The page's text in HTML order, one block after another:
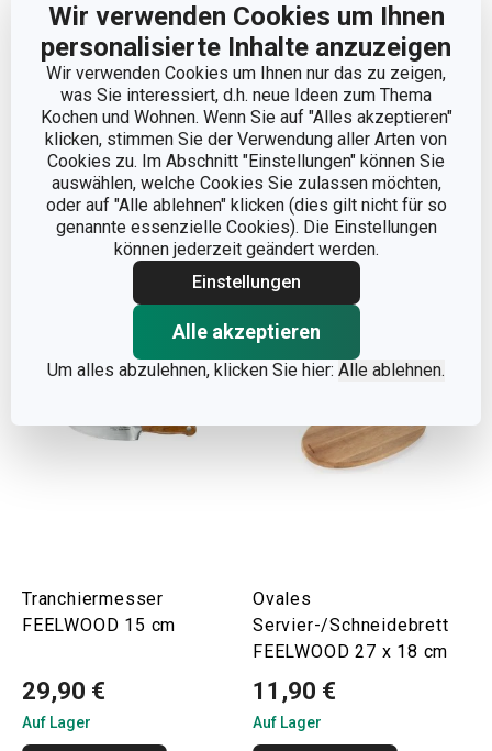
Wir verwenden Cookies um Ihnen
personalisierte Inhalte anzuzeigen
Wir verwenden Cookies um Ihnen nur das zu zeigen,
was Sie interessiert, d.h. neue Ideen zum Thema
Kochen und Wohnen. Wenn Sie auf "Alles akzeptieren"
klicken, stimmen Sie der Verwendung aller Arten von
Cookies zu. Im Abschnitt "Einstellungen" können Sie
auswählen, welche Cookies Sie zulassen möchten,
oder auf "Alle ablehnen" klicken (dies gilt nicht für so
genannte essenzielle Cookies). Die Einstellungen
können jederzeit geändert werden.
Einstellungen
Alle akzeptieren
Um alles abzulehnen, klicken Sie hier: Alle ablehnen.
-27 %
Bratpfanne i-PREMIUM
Protect ø 28 cm
54,90 €
39,90 €
Auf Lager
Warenkorb
Speiseteller FRESCO
ø 27 cm, Daisy
9,90 €
Auf Lager
Warenkorb
Tranchiermesser
FEELWOOD 15 cm
29,90 €
Auf Lager
Ovales
Servier-/Schneidebrett
FEELWOOD 27 x 18 cm
11,90 €
Auf Lager